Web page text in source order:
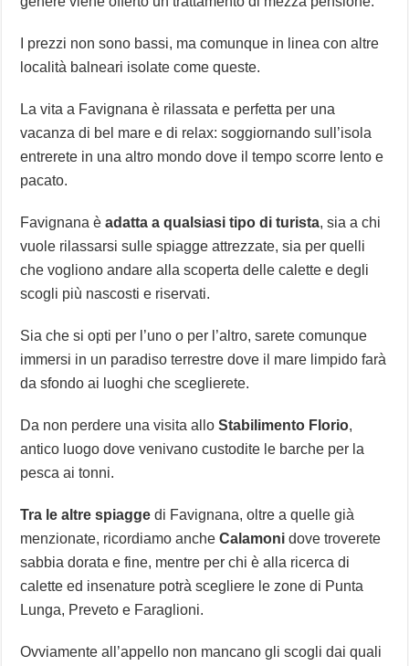
I prezzi non sono bassi, ma comunque in linea con altre
località balneari isolate come queste.
La vita a Favignana è rilassata e perfetta per una
vacanza di bel mare e di relax: soggiornando sull’isola
entrerete in una altro mondo dove il tempo scorre lento e
pacato.
Favignana èadatta a qualsiasi tipo di turista, sia a chi
vuole rilassarsi sulle spiagge attrezzate, sia per quelli
che vogliono andare alla scoperta delle calette e degli
scogli più nascosti e riservati.
Sia che si opti per l’uno o per l’altro, sarete comunque
immersi in un paradiso terrestre dove il mare limpido farà
da sfondo ai luoghi che sceglierete.
Da non perdere una visita alloStabilimento Florio,
antico luogo dove venivano custodite le barche per la
pesca ai tonni.
Tra le altre spiagge di Favignana, oltre a quelle già
menzionate, ricordiamo ancheCalamonidove troverete
sabbia dorata e fine, mentre per chi è alla ricerca di
calette ed insenature potrà scegliere le zone di Punta
Lunga, Preveto e Faraglioni.
Ovviamente all’appello non mancano gli scogli dai quali